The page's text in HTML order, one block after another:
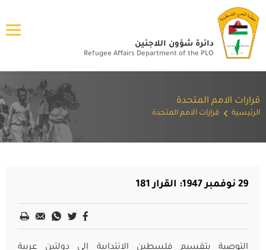
دائرة شؤون اللاجئين
Refugee Affairs Department of the PLO
قرارات الامم المتحدة
الرئيسية قرارات الامم المتحدة
29 نوفمبر 1947: القرار 181
التوصية بتقسيم فلسطين الانتدابية إلى دولتين عربية